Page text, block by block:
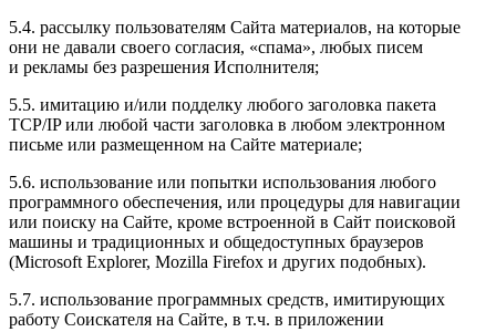
5.4. рассылку пользователям Сайта материалов, на которые
они не давали своего согласия, «спама», любых писем
и рекламы без разрешения Исполнителя;
5.5. имитацию и/или подделку любого заголовка пакета
TCP/IP или любой части заголовка в любом электронном
письме или размещенном на Сайте материале;
5.6. использование или попытки использования любого
программного обеспечения, или процедуры для навигации
или поиску на Сайте, кроме встроенной в Сайт поисковой
машины и традиционных и общедоступных браузеров
(Microsoft Explorer, Mozilla Firefox и других подобных).
5.7. использование программных средств, имитирующих
работу Соискателя на Сайте, в т.ч. в приложении